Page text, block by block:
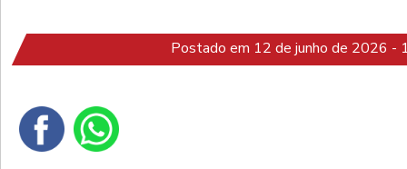
Postado em 12 de junho de 2026 -